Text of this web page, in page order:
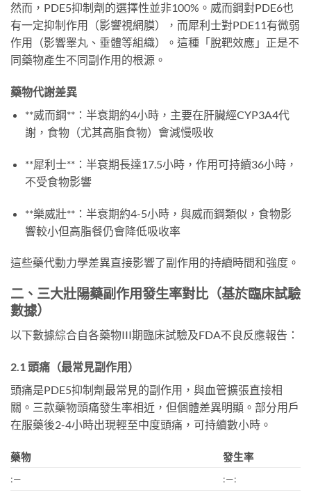
然而，PDE5抑制劑的選擇性並非100%。威而鋼對PDE6也
有一定抑制作用（影響視網膜），而犀利士對PDE11有微弱
作用（影響睾丸、垂體等組織）。這種「脫靶效應」正是不
同藥物產生不同副作用的根源。
藥物代謝差異
**威而鋼**：半衰期約4小時，主要在肝臟經CYP3A4代
謝，食物（尤其高脂食物）會減慢吸收
**犀利士**：半衰期長達17.5小時，作用可持續36小時，
不受食物影響
**樂威壯**：半衰期約4-5小時，與威而鋼類似，食物影
響較小但高脂餐仍會降低吸收率
這些藥代動力學差異直接影響了副作用的持續時間和強度。
二、三大壯陽藥副作用發生率對比（基於臨床試驗
數據）
以下數據綜合自各藥物III期臨床試驗及FDA不良反應報告：
2.1 頭痛（最常見副作用）
頭痛是PDE5抑制劑最常見的副作用，與血管擴張直接相
關。三款藥物頭痛發生率相近，但個體差異明顯。部分用戶
在服藥後2-4小時出現輕至中度頭痛，可持續數小時。
藥物
發生率
:—
:—: